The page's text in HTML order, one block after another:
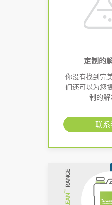
定制的
你没有找到完
们还可以为您
制的解
联系